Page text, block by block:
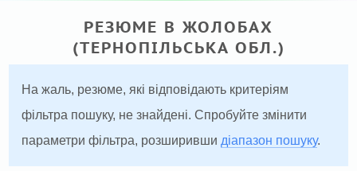
РЕЗЮМЕ В ЖОЛОБАХ
(ТЕРНОПІЛЬСЬКА ОБЛ.)
На жаль, резюме, які відповідають критеріям
фільтра пошуку, не знайдені. Спробуйте змінити
параметри фільтра, розширивши діапазон пошуку.